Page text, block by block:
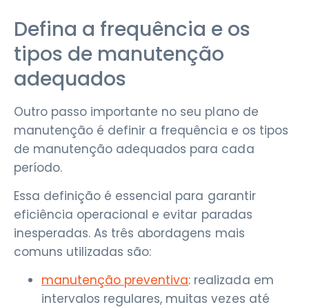
Defina a frequência e os
tipos de manutenção
adequados
Outro passo importante no seu plano de
manutenção é definir a frequência e os tipos
de manutenção adequados para cada
período.
Essa definição é essencial para garantir
eficiência operacional e evitar paradas
inesperadas. As três abordagens mais
comuns utilizadas são:
manutenção preventiva: realizada em
intervalos regulares, muitas vezes até